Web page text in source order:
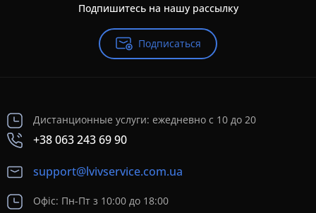
Подпишитесь на нашу рассылку
Подписаться
Дистанционные услуги: ежедневно с 10 до 20
+38 063 243 69 90
support@lvivservice.com.ua
Офіс: Пн-Пт з 10:00 до 18:00